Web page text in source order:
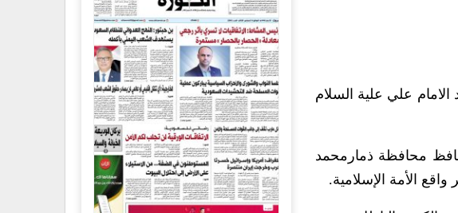
علي علية السلام
محافظة ذمارمحمد
الأمة الإسلامية.